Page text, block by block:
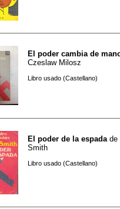
El poder cambia de
Czeslaw Milosz
Libro usado (Castellano)
El poder de la espada de
Smith
Libro usado (Castellano)